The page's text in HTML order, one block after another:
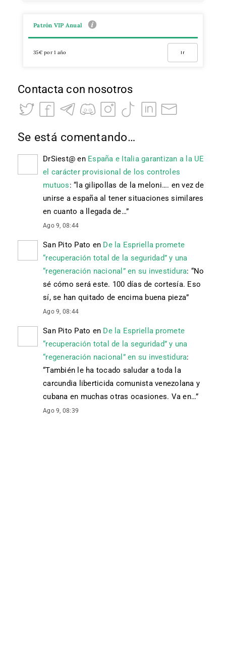
Patrón VIP Anual
35€ por 1 año Ir
Contacta con nosotros
Se está comentando…
DrSiest@ en España e Italia garantizan a la UE
el carácter provisional de los controles
mutuos: “ la gilipollas de la meloni…. en vez de
unirse a españa al tener situaciones similares
en cuanto a llegada de…”
Ago 9, 08:44
San Pito Pato en De la Espriella promete
“recuperación total de la seguridad” y una
“regeneración nacional” en su investidura: “No
sé cómo será este. 100 días de cortesía. Eso
sí, se han quitado de encima buena pieza”
Ago 9, 08:44
San Pito Pato en De la Espriella promete
“recuperación total de la seguridad” y una
“regeneración nacional” en su investidura:
“También le ha tocado saludar a toda la
carcundia liberticida comunista venezolana y
cubana en muchas otras ocasiones. Va en…”
Ago 9, 08:39